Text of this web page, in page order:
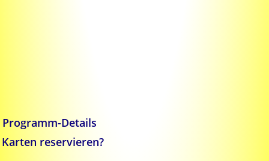
Programm-Details
Karten reservieren?